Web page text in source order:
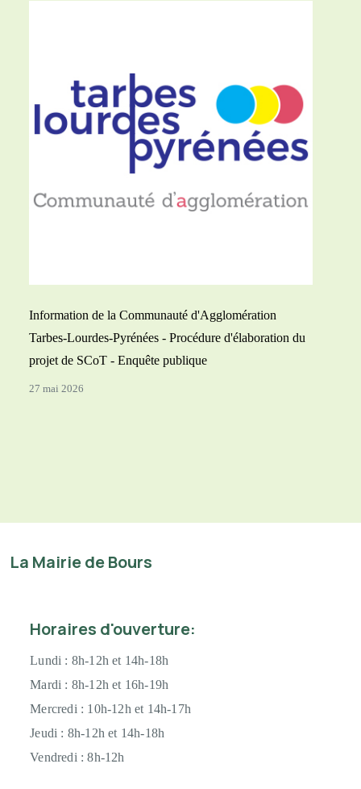
Information de la Communauté d'Agglomération
Tarbes-Lourdes-Pyrénées - Procédure d'élaboration du
projet de SCoT - Enquête publique
27 mai 2026
La Mairie de Bours
Horaires d'ouverture:
Lundi : 8h-12h et 14h-18h
Mardi : 8h-12h et 16h-19h
Mercredi : 10h-12h et 14h-17h
Jeudi : 8h-12h et 14h-18h
Vendredi :8h-12h